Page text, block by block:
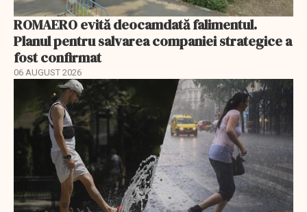
ROMAERO evită deocamdată falimentul.
Planul pentru salvarea companiei strategice a
fost confirmat
06 AUGUST 2026